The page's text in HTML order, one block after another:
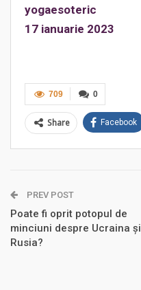
yogaesoteric
17 ianuarie 2023
0
709
Share Facebook
PREV POST
Poate fi oprit potopul de
minciuni despre Ucraina și
Rusia?